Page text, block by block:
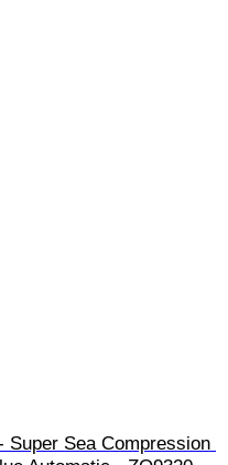
Super Sea Compression